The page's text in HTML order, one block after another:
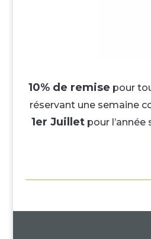
10% de remise pour
réservant une semaine
1er Juillet pour l’année